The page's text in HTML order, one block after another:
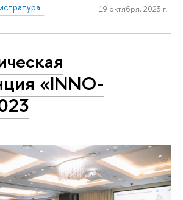
19 октября, 2023 г.
«INNO-